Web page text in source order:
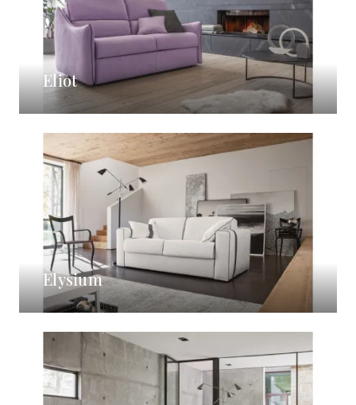
Eliot
Elysium